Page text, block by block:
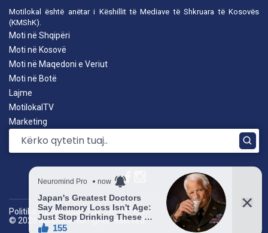
Motilokal është anëtar i Këshillit të Mediave të Shkruara të Kosovës
(KMShK).
Moti në Shqipëri
Moti në Kosovë
Moti në Maqedoni e Veriut
Moti në Botë
Lajme
MotilokalTV
Marketing
© 2026 Motilokal. All rights reserved
Politika e privatësisë|by: TROKIT.com